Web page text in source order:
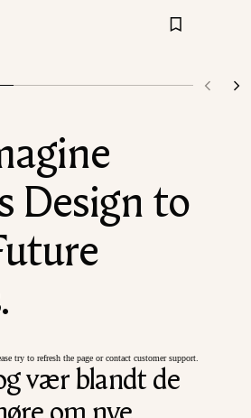
Design to
try to refresh the page or contact customer support.
vær blandt de